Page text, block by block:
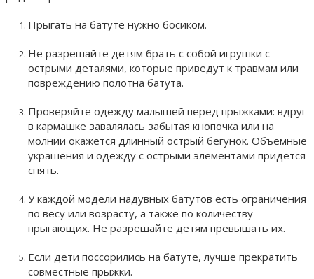
Прыгать на батуте нужно босиком.
Не разрешайте детям брать с собой игрушки с
острыми деталями, которые приведут к травмам или
повреждению полотна батута.
Проверяйте одежду малышей перед прыжками: вдруг
в кармашке завалялась забытая кнопочка или на
молнии окажется длинный острый бегунок. Объемные
украшения и одежду с острыми элементами придется
снять.
У каждой модели надувных батутов есть ограничения
по весу или возрасту, а также по количеству
прыгающих. Не разрешайте детям превышать их.
Если дети поссорились на батуте, лучше прекратить
совместные прыжки.